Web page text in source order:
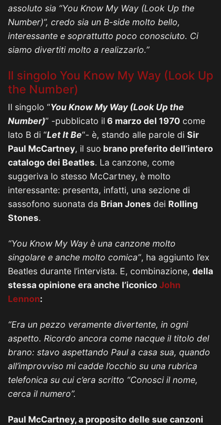
assoluto sia “You Know My Way (Look Up the
Number)”, credo sia un B-side molto bello,
interessante e soprattutto poco conosciuto. Ci
siamo divertiti molto a realizzarlo.”
Il singolo You Know My Way (Look Up
the Number)
Il singolo “You Know My Way (Look Up the
Number)” -pubblicato il 6 marzo del 1970 come
lato B di “Let It Be“- è, stando alle parole di Sir
Paul McCartney, il suo brano preferito dell’intero
catalogo dei Beatles. La canzone, come
suggeriva lo stesso McCartney, è molto
interessante: presenta, infatti, una sezione di
sassofono suonata da Brian Jones dei Rolling
Stones.
“You Know My Way è una canzone molto
singolare e anche molto comica”, ha aggiunto l’ex
Beatles durante l’intervista. E, combinazione, della
stessa opinione era anche l’iconico John
Lennon:
“Era un pezzo veramente divertente, in ogni
aspetto. Ricordo ancora come nacque il titolo del
brano: stavo aspettando Paul a casa sua, quando
all’improvviso mi cadde l’occhio su una rubrica
telefonica su cui c’era scritto “Conosci il nome,
cerca il numero”.
Paul McCartney, a proposito delle sue canzoni